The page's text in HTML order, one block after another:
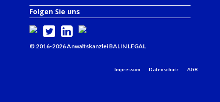
Folgen Sie uns
© 2016-2026 Anwaltskanzlei BALIN LEGAL
Impressum Datenschutz AGB